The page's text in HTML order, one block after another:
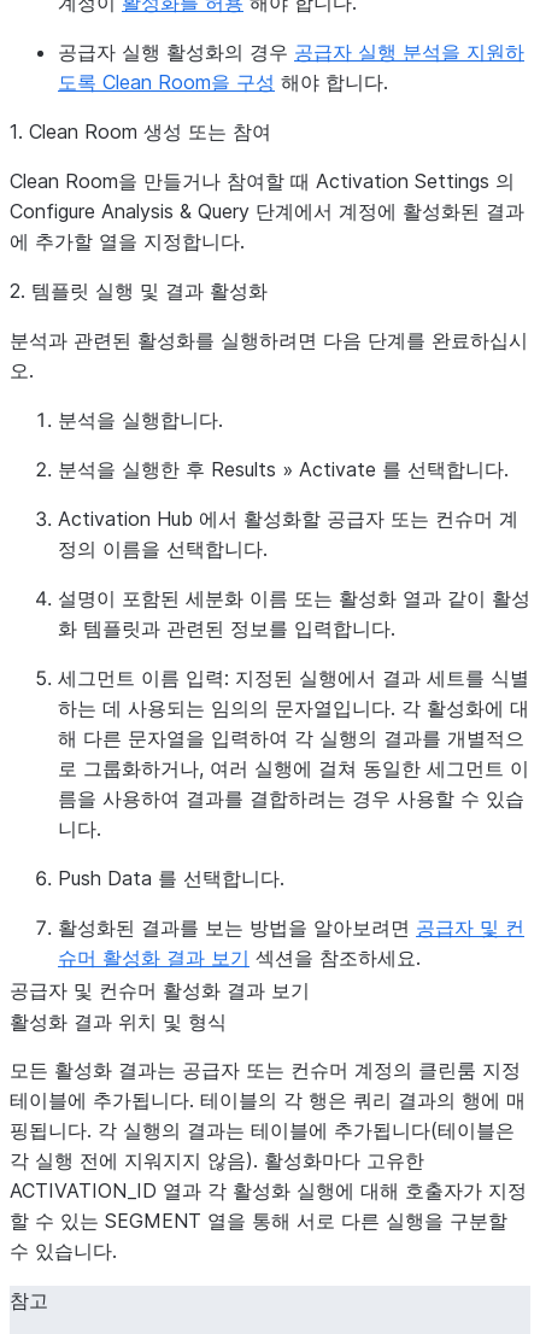
공급자 실행 활성화의 경우 공급자 실행 분석을 지원하
도록 Clean Room을 구성 해야 합니다.
1. Clean Room 생성 또는 참여
Clean Room을 만들거나 참여할 때 Activation Settings 의
Configure Analysis & Query 단계에서 계정에 활성화된 결과
에 추가할 열을 지정합니다.
2. 템플릿 실행 및 결과 활성화
분석과 관련된 활성화를 실행하려면 다음 단계를 완료하십시
오.
분석을 실행합니다.
분석을 실행한 후 Results » Activate 를 선택합니다.
Activation Hub 에서 활성화할 공급자 또는 컨슈머 계
정의 이름을 선택합니다.
설명이 포함된 세분화 이름 또는 활성화 열과 같이 활성
화 템플릿과 관련된 정보를 입력합니다.
세그먼트 이름 입력: 지정된 실행에서 결과 세트를 식별
하는 데 사용되는 임의의 문자열입니다. 각 활성화에 대
해 다른 문자열을 입력하여 각 실행의 결과를 개별적으
로 그룹화하거나, 여러 실행에 걸쳐 동일한 세그먼트 이
름을 사용하여 결과를 결합하려는 경우 사용할 수 있습
니다.
Push Data 를 선택합니다.
활성화된 결과를 보는 방법을 알아보려면 공급자 및 컨
슈머 활성화 결과 보기 섹션을 참조하세요.
공급자 및 컨슈머 활성화 결과 보기
활성화 결과 위치 및 형식
모든 활성화 결과는 공급자 또는 컨슈머 계정의 클린룸 지정
테이블에 추가됩니다. 테이블의 각 행은 쿼리 결과의 행에 매
핑됩니다. 각 실행의 결과는 테이블에 추가됩니다(테이블은
각 실행 전에 지워지지 않음). 활성화마다 고유한
ACTIVATION_ID 열과 각 활성화 실행에 대해 호출자가 지정
할 수 있는 SEGMENT 열을 통해 서로 다른 실행을 구분할
수 있습니다.
참고